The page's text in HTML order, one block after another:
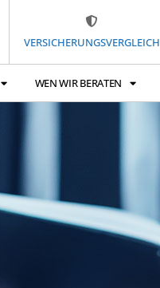
VERSICHERUNGSVERGLEICH
WEN WIR BERATEN